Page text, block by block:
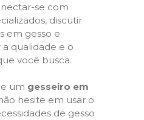
se com
discutir
em gesso e
qualidade e o
você busca.
um gesseiro em
hesite em usar o
de gesso